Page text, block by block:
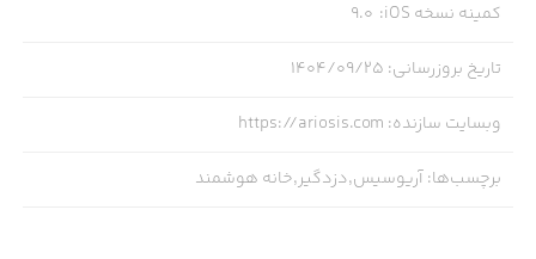
کمینه نسخه iOS :
9.0
تاریخ بروزرسانی: ۱۴۰۴/۰۹/۲۵
وبسایت سازنده:
https://ariosis.com
برچسب‌ها:آریوسیس,دزدگیر,خانه هوشمند